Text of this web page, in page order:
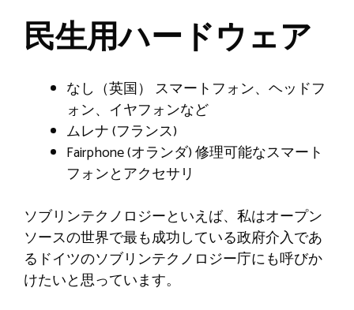
民生用ハードウェア
なし（英国） スマートフォン、ヘッドフ
ォン、イヤフォンなど
ムレナ (フランス)
Fairphone (オランダ) 修理可能なスマート
フォンとアクセサリ
ソブリンテクノロジーといえば、私はオープン
ソースの世界で最も成功している政府介入であ
るドイツのソブリンテクノロジー庁にも呼びか
けたいと思っています。